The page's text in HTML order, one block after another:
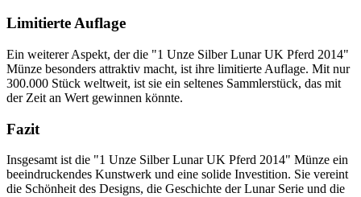
Limitierte Auflage
Ein weiterer Aspekt, der die "1 Unze Silber Lunar UK Pferd 2014"
Münze besonders attraktiv macht, ist ihre limitierte Auflage. Mit nur
300.000 Stück weltweit, ist sie ein seltenes Sammlerstück, das mit
der Zeit an Wert gewinnen könnte.
Fazit
Insgesamt ist die "1 Unze Silber Lunar UK Pferd 2014" Münze ein
beeindruckendes Kunstwerk und eine solide Investition. Sie vereint
die Schönheit des Designs, die Geschichte der Lunar Serie und die